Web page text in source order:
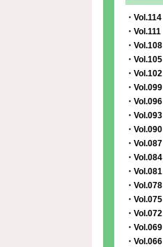
・Vol.114
・Vol.111
・Vol.108
・Vol.105
・Vol.102
・Vol.099
・Vol.096
・Vol.093
・Vol.090
・Vol.087
・Vol.084
・Vol.081
・Vol.078
・Vol.075
・Vol.072
・Vol.069
・Vol.066